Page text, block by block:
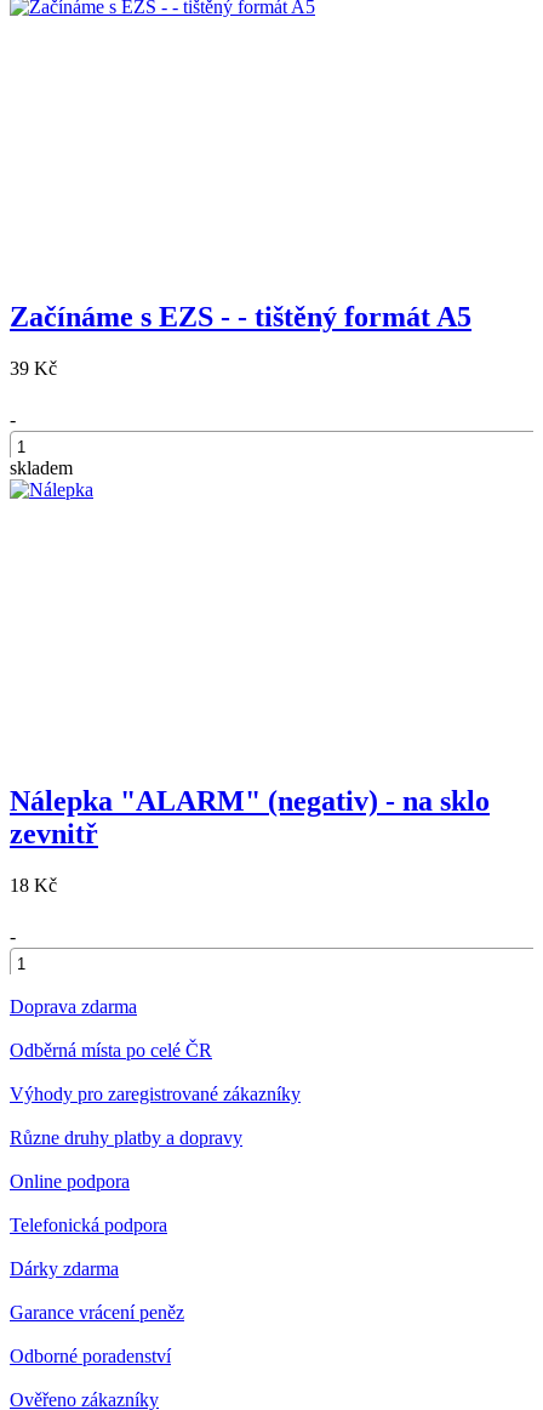
Začínáme s EZS - - tištěný formát A5
39 Kč
-
+
skladem
Nálepka "ALARM" (negativ) - na sklo
zevnitř
18 Kč
-
+
Doprava zdarma
Odběrná místa po celé ČR
Výhody pro zaregistrované zákazníky
Různe druhy platby a dopravy
Online podpora
Telefonická podpora
Dárky zdarma
Garance vrácení peněz
Odborné poradenství
Ověřeno zákazníky